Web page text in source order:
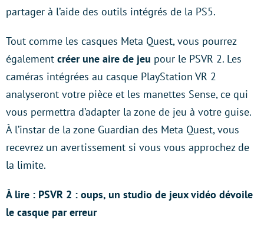
partager à l’aide des outils intégrés de la PS5.
Tout comme les casques Meta Quest, vous pourrez
également créer une aire de jeu pour le PSVR 2. Les
caméras intégrées au casque PlayStation VR 2
analyseront votre pièce et les manettes Sense, ce qui
vous permettra d’adapter la zone de jeu à votre guise.
À l’instar de la zone Guardian des Meta Quest, vous
recevrez un avertissement si vous vous approchez de
la limite.
À lire : PSVR 2 : oups, un studio de jeux vidéo dévoile
le casque par erreur